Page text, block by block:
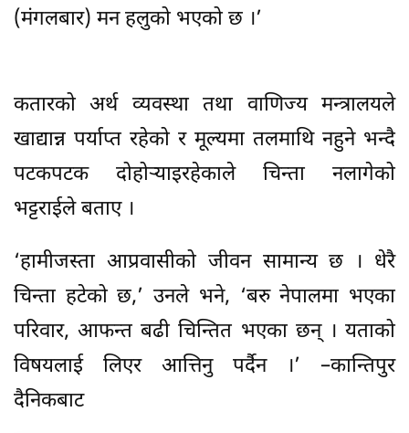
(मंगलबार) मन हलुको भएको छ ।’
कतारको अर्थ व्यवस्था तथा वाणिज्य मन्त्रालयले
खाद्यान्न पर्याप्त रहेको र मूल्यमा तलमाथि नहुने भन्दै
पटकपटक दोहोर्‍याइरहेकाले चिन्ता नलागेको
भट्टराईले बताए ।
‘हामीजस्ता आप्रवासीको जीवन सामान्य छ । धेरै
चिन्ता हटेको छ,’ उनले भने, ‘बरु नेपालमा भएका
परिवार, आफन्त बढी चिन्तित भएका छन् । यताको
विषयलाई लिएर आत्तिनु पर्दैन ।’ –कान्तिपुर
दैनिकबाट